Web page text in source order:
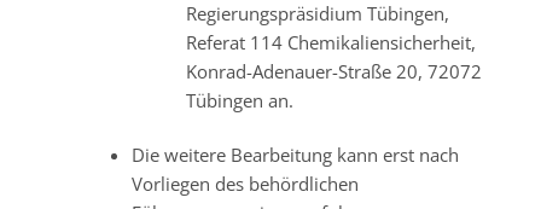
Regierungspräsidium Tübingen,
Referat 114 Chemikaliensicherheit,
Konrad-Adenauer-Straße 20, 72072
Tübingen an.
Die weitere Bearbeitung kann erst nach
Vorliegen des behördlichen